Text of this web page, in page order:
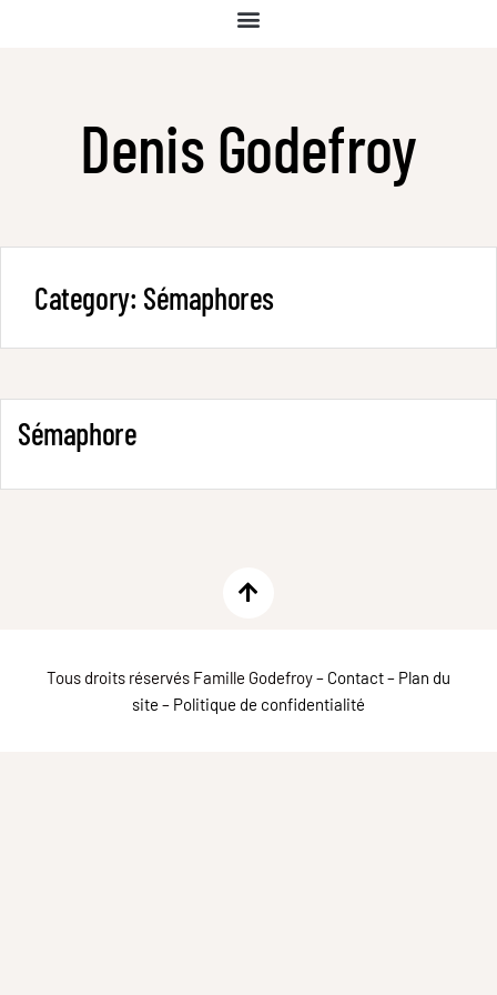
Denis Godefroy
Category: Sémaphores
Sémaphore
Tous droits réservés Famille Godefroy – Contact– Plan du
site – Politique de confidentialité